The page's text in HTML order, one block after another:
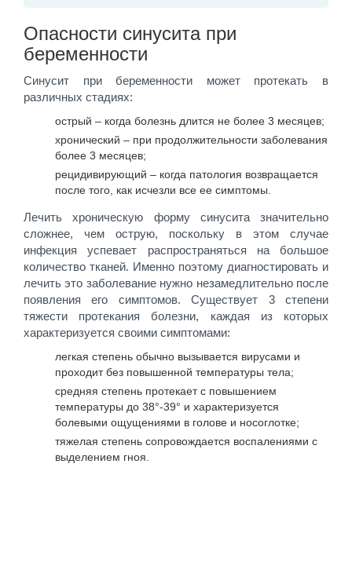
Опасности синусита при
беременности
Синусит при беременности может протекать в
различных стадиях:
острый – когда болезнь длится не более 3 месяцев;
хронический – при продолжительности заболевания
более 3 месяцев;
рецидивирующий – когда патология возвращается
после того, как исчезли все ее симптомы.
Лечить хроническую форму синусита значительно
сложнее, чем острую, поскольку в этом случае
инфекция успевает распространяться на большое
количество тканей. Именно поэтому диагностировать и
лечить это заболевание нужно незамедлительно после
появления его симптомов. Существует 3 степени
тяжести протекания болезни, каждая из которых
характеризуется своими симптомами:
легкая степень обычно вызывается вирусами и
проходит без повышенной температуры тела;
средняя степень протекает с повышением
температуры до 38°-39° и характеризуется
болевыми ощущениями в голове и носоглотке;
тяжелая степень сопровождается воспалениями с
выделением гноя.